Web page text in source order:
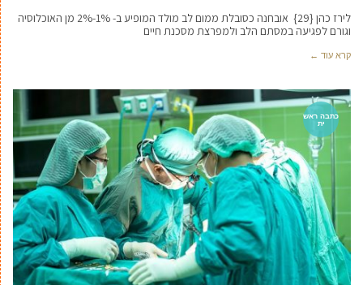
לירז כהן {29} אובחנה כסובלת ממום לב מולד המופיע ב- 1%-2% מן האוכלוסיה
וגורם לפגיעה במסתם הלב ולמפרצת מסכנת חיים
קרא עוד ←
כתבה ראש
ית